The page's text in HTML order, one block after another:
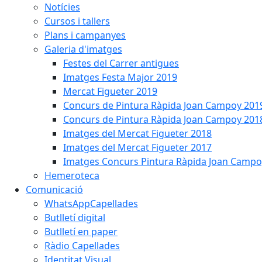
Notícies
Cursos i tallers
Plans i campanyes
Galeria d'imatges
Festes del Carrer antigues
Imatges Festa Major 2019
Mercat Figueter 2019
Concurs de Pintura Ràpida Joan Campoy
Concurs de Pintura Ràpida Joan Campoy
Imatges del Mercat Figueter 2018
Imatges del Mercat Figueter 2017
Imatges Concurs Pintura Ràpida Joan
Hemeroteca
Comunicació
WhatsAppCapellades
Butlletí digital
Butlletí en paper
Ràdio Capellades